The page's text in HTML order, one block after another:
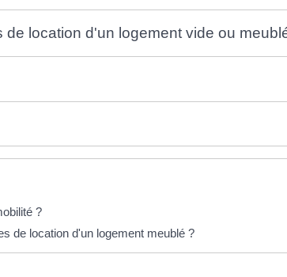
de location d'un logement vide ou
?
de location d'un logement meublé ?